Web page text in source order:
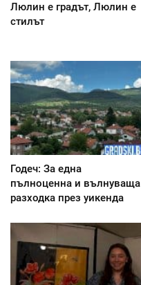
Люлин е градът, Люлин е
стилът
Годеч: За една
пълноценна и вълнуваща
разходка през уикенда